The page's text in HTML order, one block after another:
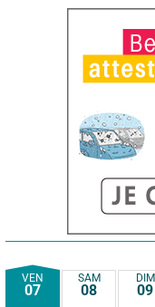
VEN
07
SAM
08
DIM
09